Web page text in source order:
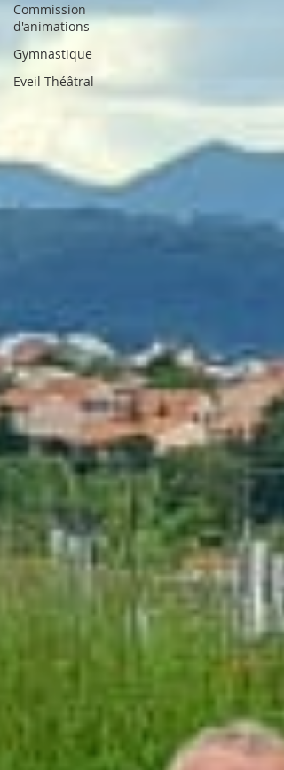
Commission
d'animations
Gymnastique
Eveil Théâtral